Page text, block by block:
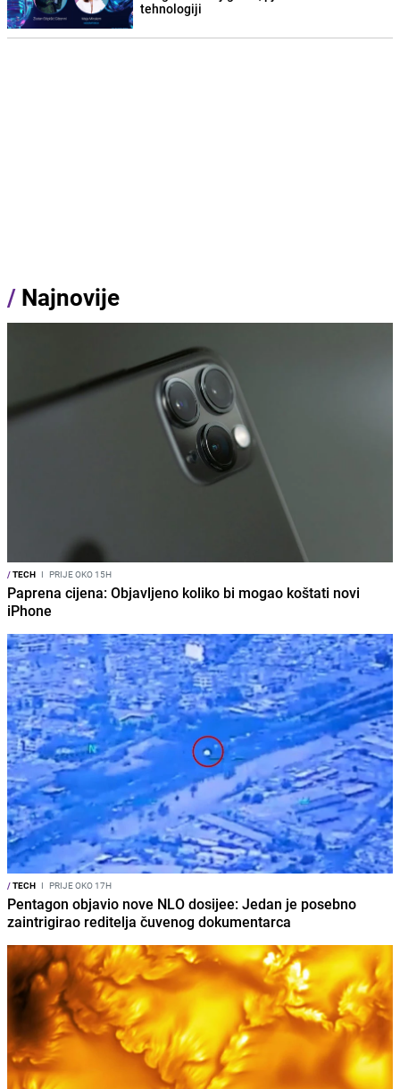
tehnologiji
/ Najnovije
/TECH I PRIJE OKO 15H
Paprena cijena: Objavljeno koliko bi mogao koštati novi
iPhone
/TECH I PRIJE OKO 17H
Pentagon objavio nove NLO dosijee: Jedan je posebno
zaintrigirao reditelja čuvenog dokumentarca